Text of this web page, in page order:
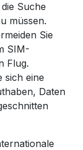
Suche
müssen.
Sie
SIM-
Flug.
sich eine
Daten